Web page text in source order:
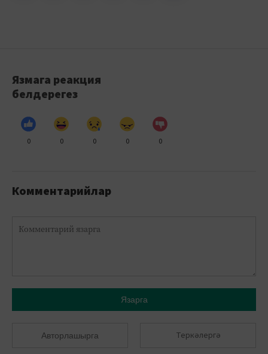
Язмага реакция
белдерегез
0 0 0 0 0
Комментарийлар
Язарга
Авторлашырга Теркәлергә